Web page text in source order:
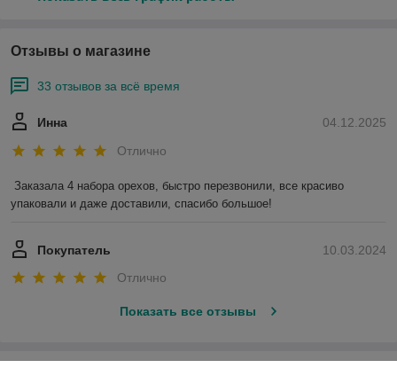
Отзывы о магазине
33 отзывов за всё время
04.12.2025
Инна
Отлично
Заказала 4 набора орехов, быстро перезвонили, все красиво
упаковали и даже доставили, спасибо большое!
10.03.2024
Покупатель
Отлично
Показать все отзывы